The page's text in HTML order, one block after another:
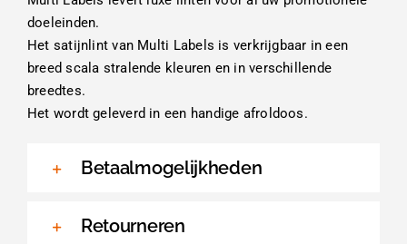
doeleinden.
Het satijnlint van Multi Labels is verkrijgbaar in een
breed scala stralende kleuren en in verschillende
breedtes.
Het wordt geleverd in een handige afroldoos.
Betaalmogelijkheden
Retourneren